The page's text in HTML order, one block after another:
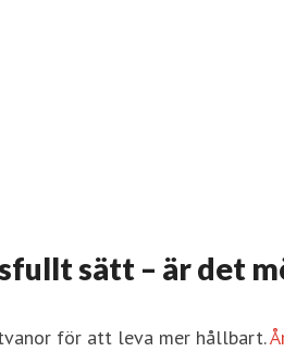
sätt – är det
för att leva mer hållbart.